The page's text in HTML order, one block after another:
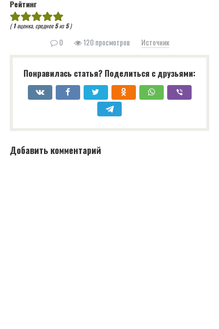
Рейтинг
(1оценка, среднее5из5)
0 120 просмотров Источник
Понравилась статья? Поделиться с друзьями:
Добавить комментарий